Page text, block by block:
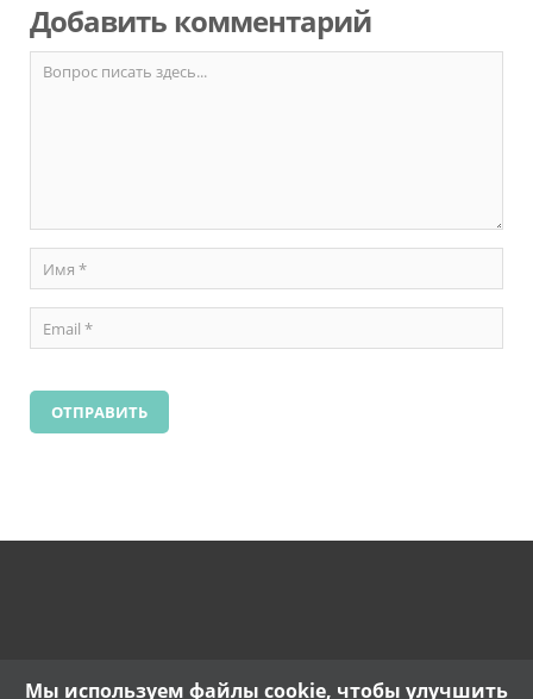
Добавить комментарий
Мы используем файлы cookie, чтобы улучшить